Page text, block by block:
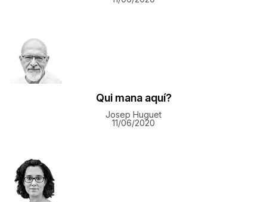
Qui mana aquí?
Josep Huguet
11/06/2020